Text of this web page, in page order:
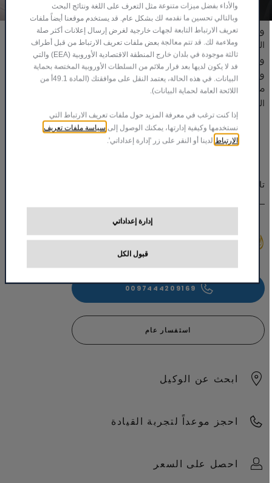
وتلتزم "الفردان للسيارات الرياضية" بتوفير محفظة متميزة من
المنتجات والخدمات المصممة خصيصاً لتلبية تطلعات نخبة العملاء
واحتياجات السوق القطرية. ومدفوعةً بشغف كبير تجاه الجودة
والتميز باعتبارها في صلب قيمها المؤسسية، تواصل الشركة اليوم
مسيرة الريادة لتعزز موقعها المرموق في صدارة الشركات العائلية
الناجحة في قطر والمنطقة ككل.
تابعنا
0097444209169
استفسار عام
ابحث عن الوكيل
احجز موعداً لتجربة القيادة
احصل على السعر
والأداء بفضل ميزات متنوعة مثل التعرف على اللغة ونتائج البحث
وبالتالي تحسين ما نقدمه لك بشكل عام. قد يستخدم موقعنا أيضاً ملفات
تعريف الارتباط التابعة لجهات خارجية لغرض إرسال إعلانات أكثر صلة
وملاءمة لك. قد تتم معالجة بعض ملفات تعريف الارتباط من قبل أطراف
ثالثة موجودة في بلدان خارج المنطقة الاقتصادية الأوروبية (EEA) والتي
قد لا يكون لديها بعد قرار ملائم من السلطات الأوروبية المختصة بحماية
البيانات. في هذه الحالة، يعتمد النقل على موافقتك (المادة 49.1أ من
اللائحة العامة لحماية البيانات).
إذا كنت ترغب في معرفة المزيد حول ملفات تعريف الارتباط التي
نستخدمها وكيفية إدارتها، يمكنك الوصول إلى سياسة ملفات تعريف
الارتباطلدينا أو النقر على زر 'إدارة إعداداتي'.
إدارة إعداداتي
قبول الكل